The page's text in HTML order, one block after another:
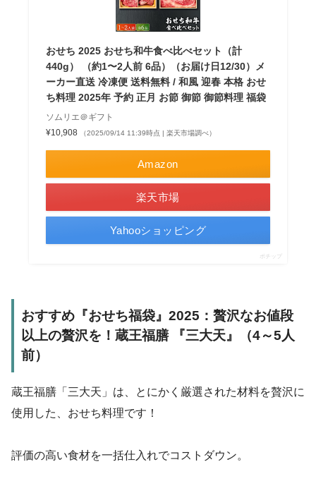
おせち 2025 おせち和牛食べ比べセット（計
440g） （約1〜2人前 6品）（お届け日12/30）メ
ーカー直送 冷凍便 送料無料 / 和風 迎春 本格 おせ
ち料理 2025年 予約 正月 お節 御節 御節料理 福袋
ソムリエ＠ギフト
¥10,908
（2025/09/14 11:39時点 | 楽天市場調べ）
Amazon
楽天市場
Yahooショッピング
ポチップ
おすすめ『おせち福袋』2025：贅沢なお値段
以上の贅沢を！蔵王福膳 『三大天』（4～5人
前）
蔵王福膳「三大天」は、とにかく厳選された材料を贅沢に
使用した、おせち料理です！
評価の高い食材を一括仕入れでコストダウン。